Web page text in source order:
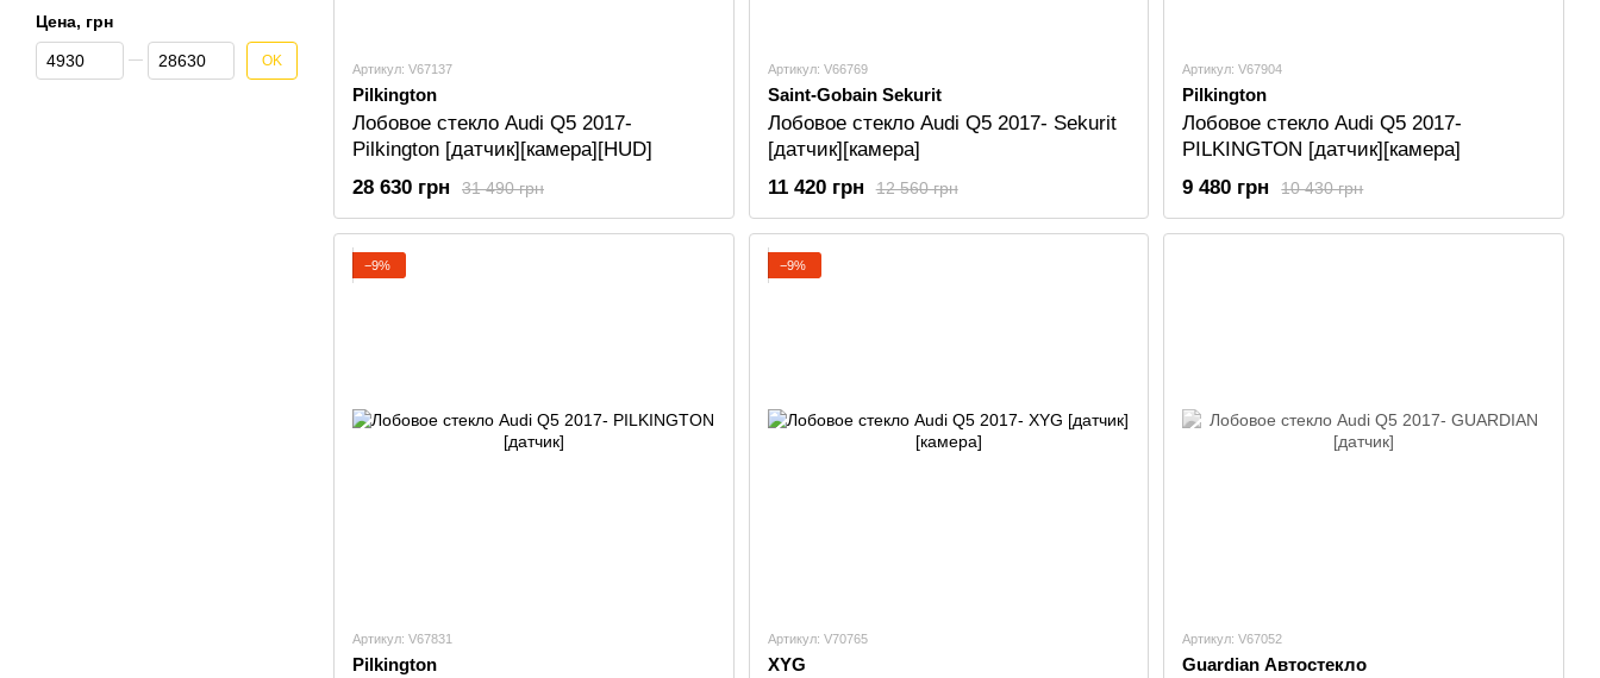
Артикул: V67137
Pilkington
Лобовое стекло Audi Q5 2017-
Pilkington [датчик][камера][HUD]
31 490 грн
28 630 грн
Артикул: V66769
Saint-Gobain Sekurit
Лобовое стекло Audi Q5 2017- Sekurit
[датчик][камера]
12 560 грн
11 420 грн
Артикул: V67904
Pilkington
Лобовое стекло Audi Q5 2017-
PILKINGTON [датчик][камера]
10 430 грн
9 480 грн
−9%
Артикул: V67831
Pilkington
−9%
Артикул: V70765
XYG
Артикул: V67052
Guardian Автостекло
Цена, грн
От Цена, грн
До Цена, грн OK